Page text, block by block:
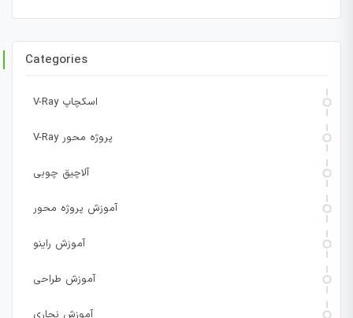
Categories
V-Ray اسکچاپ
V-Ray پروژه محور
آلاچیق چوبی
آموزش پروژه محور
آموزش راینو
آموزش طراحی
آموزش نجاری